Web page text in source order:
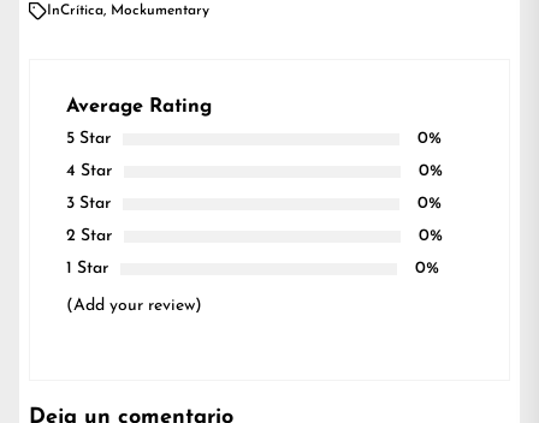
InCrítica, Mockumentary
Average Rating
5 Star
0%
4 Star
0%
3 Star
0%
2 Star
0%
1 Star
0%
(Add your review)
Deja un comentario